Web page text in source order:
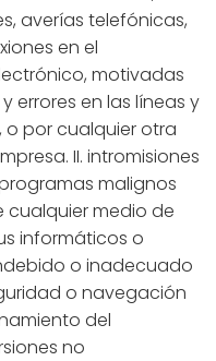
averías telefónicas,
en el
motivadas
errores en las líneas y
por cualquier otra
II. intromisiones
malignos
cualquier medio de
informáticos o
o inadecuado
o navegación
del
no